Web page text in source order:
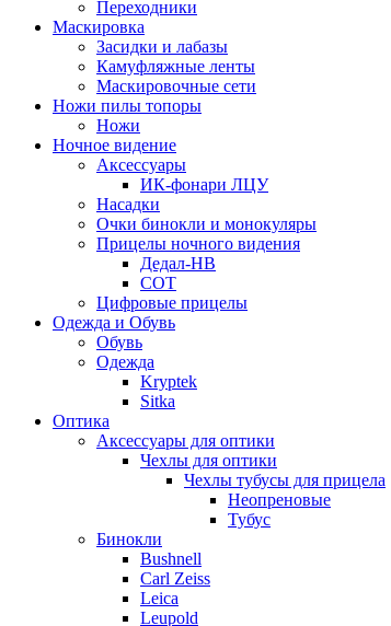
Переходники
Маскировка
Засидки и лабазы
Камуфляжные ленты
Маскировочные сети
Ножи пилы топоры
Ножи
Ночное видение
Аксессуары
ИК-фонари ЛЦУ
Насадки
Очки бинокли и монокуляры
Прицелы ночного видения
Дедал-НВ
СОТ
Цифровые прицелы
Одежда и Обувь
Обувь
Одежда
Kryptek
Sitka
Оптика
Аксессуары для оптики
Чехлы для оптики
Чехлы тубусы для прицела
Неопреновые
Тубус
Бинокли
Bushnell
Carl Zeiss
Leica
Leupold